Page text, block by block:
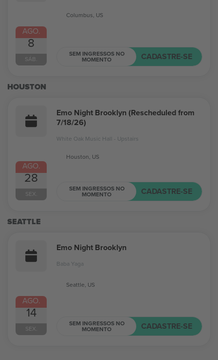
AGO.
8
SÁB.
Columbus, US
SEM INGRESSOS NO
MOMENTO CADASTRE-SE
HOUSTON
AGO.
28
SEX.
Emo Night Brooklyn (Rescheduled from
7/18/26)
White Oak Music Hall - Upstairs
Houston, US
SEM INGRESSOS NO
MOMENTO CADASTRE-SE
SEATTLE
AGO.
14
SEX.
Emo Night Brooklyn
Baba Yaga
Seattle, US
SEM INGRESSOS NO
MOMENTO CADASTRE-SE